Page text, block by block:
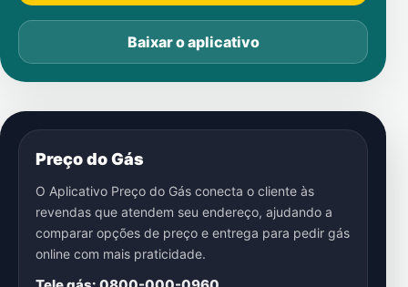
Baixar o aplicativo
Preço do Gás
O Aplicativo Preço do Gás conecta o cliente às
revendas que atendem seu endereço, ajudando a
comparar opções de preço e entrega para pedir gás
online com mais praticidade.